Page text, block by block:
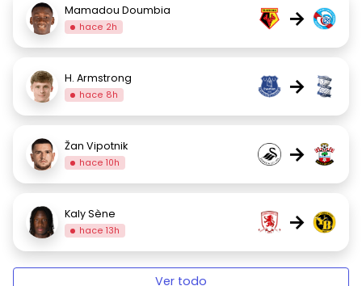
Mamadou Doumbia
hace 2h →
H. Armstrong
hace 8h →
Žan Vipotnik
hace 10h →
Kaly Sène
hace 13h →
Ver todo